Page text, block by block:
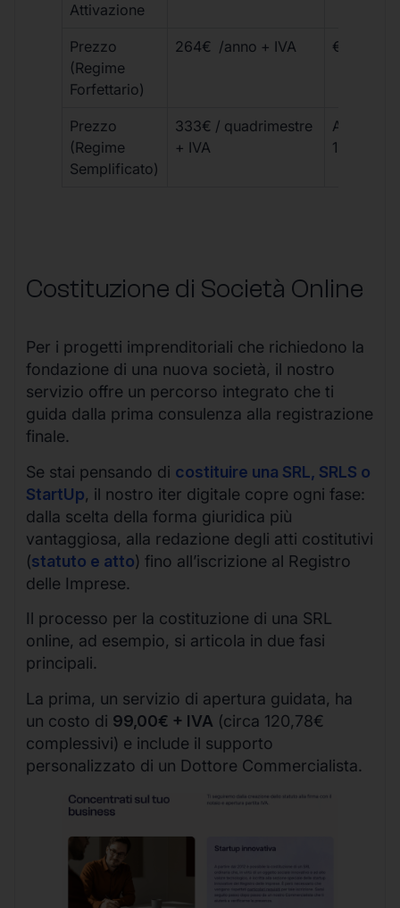
Attivazione
Prezzo
(Regime
Forfettario)
264€ /anno + IVA €500 –
Prezzo
(Regime
Semplificato)
333€ / quadrimestre
+ IVA
A partire
1800 € +
Costituzione di Società Online
Per i progetti imprenditoriali che richiedono la
fondazione di una nuova società, il nostro
servizio offre un percorso integrato che ti
guida dalla prima consulenza alla registrazione
finale.
Se stai pensando di costituire una SRL, SRLS o
StartUp, il nostro iter digitale copre ogni fase:
dalla scelta della forma giuridica più
vantaggiosa, alla redazione degli atti costitutivi
(statuto e atto) fino all’iscrizione al Registro
delle Imprese.
Il processo per la costituzione di una SRL
online, ad esempio, si articola in due fasi
principali.
La prima, un servizio di apertura guidata, ha
un costo di 99,00€ + IVA (circa 120,78€
complessivi) e include il supporto
personalizzato di un Dottore Commercialista.